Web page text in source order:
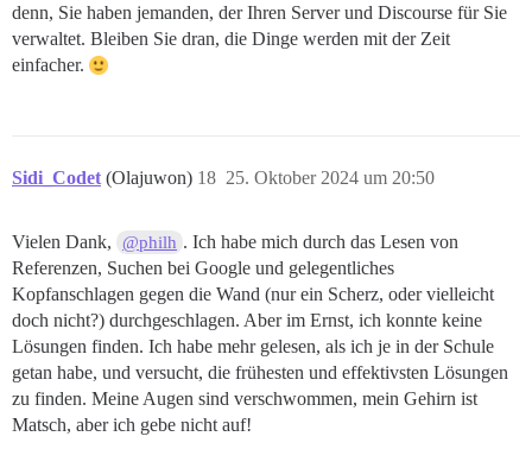
denn, Sie haben jemanden, der Ihren Server und Discourse für Sie
verwaltet. Bleiben Sie dran, die Dinge werden mit der Zeit
einfacher.
Sidi_Codet (Olajuwon) 25. Oktober 2024 um 20:50
18
Vielen Dank, @philh . Ich habe mich durch das Lesen von
Referenzen, Suchen bei Google und gelegentliches
Kopfanschlagen gegen die Wand (nur ein Scherz, oder vielleicht
doch nicht?) durchgeschlagen. Aber im Ernst, ich konnte keine
Lösungen finden. Ich habe mehr gelesen, als ich je in der Schule
getan habe, und versucht, die frühesten und effektivsten Lösungen
zu finden. Meine Augen sind verschwommen, mein Gehirn ist
Matsch, aber ich gebe nicht auf!